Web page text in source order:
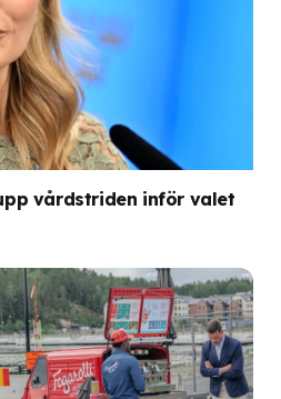
vårdstriden inför valet